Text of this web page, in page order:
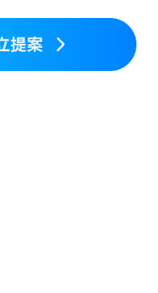
妊娠高血圧(中期)